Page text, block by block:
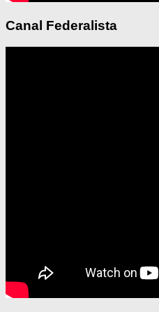
Canal Federalista